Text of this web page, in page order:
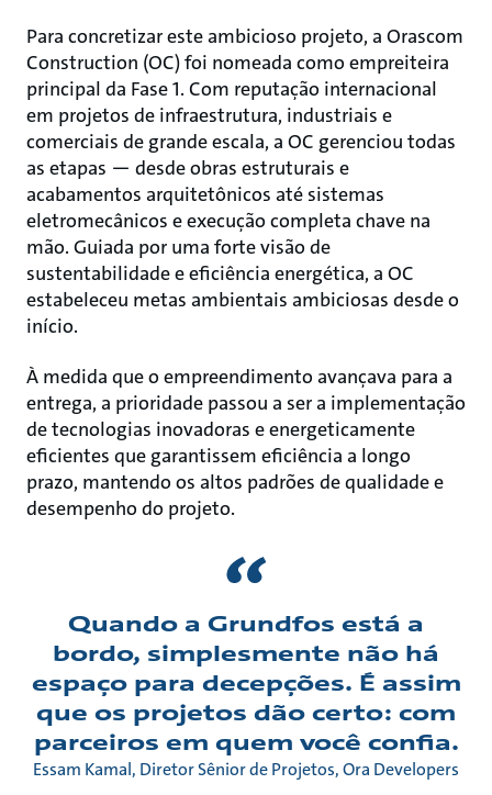
Para concretizar este ambicioso projeto, a Orascom
Construction (OC) foi nomeada como empreiteira
principal da Fase 1. Com reputação internacional
em projetos de infraestrutura, industriais e
comerciais de grande escala, a OC gerenciou todas
as etapas — desde obras estruturais e
acabamentos arquitetônicos até sistemas
eletromecânicos e execução completa chave na
mão. Guiada por uma forte visão de
sustentabilidade e eficiência energética, a OC
estabeleceu metas ambientais ambiciosas desde o
início.
À medida que o empreendimento avançava para a
entrega, a prioridade passou a ser a implementação
de tecnologias inovadoras e energeticamente
eficientes que garantissem eficiência a longo
prazo, mantendo os altos padrões de qualidade e
desempenho do projeto.
Quando a Grundfos está a
bordo, simplesmente não há
espaço para decepções. É assim
que os projetos dão certo: com
parceiros em quem você confia.
Essam Kamal, Diretor Sênior de Projetos, Ora Developers